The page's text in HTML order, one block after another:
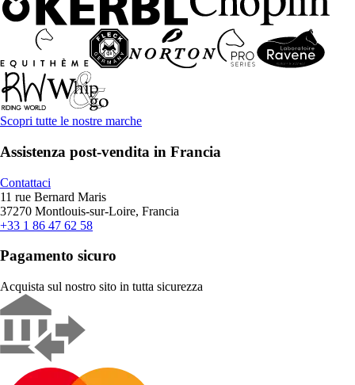
Scopri tutte le nostre marche
Assistenza post-vendita in Francia
Contattaci
11 rue Bernard Maris
37270 Montlouis-sur-Loire, Francia
+33 1 86 47 62 58
Pagamento sicuro
Acquista sul nostro sito in tutta sicurezza